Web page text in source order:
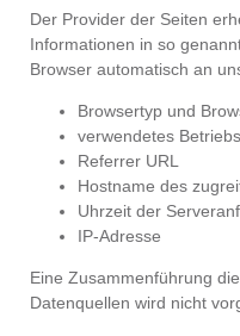
Der Provider der Seiten
Informationen in so
Browser automatisch an
Browsertyp und
verwendetes
Referrer URL
Hostname des
Uhrzeit der
IP-Adresse
Eine Zusammenführung
Datenquellen wird nicht